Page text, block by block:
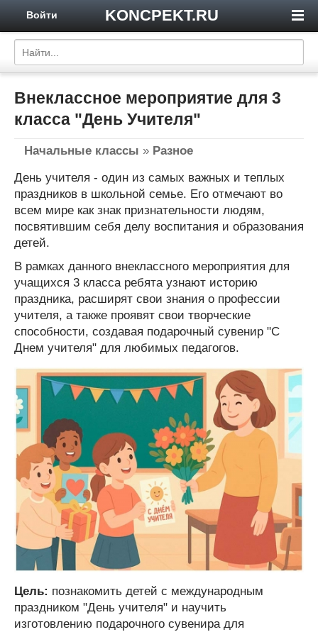
KONCPEKT.RU
Войти
Внеклассное мероприятие для 3
класса "День Учителя"
Начальные классы » Разное
День учителя - один из самых важных и теплых
праздников в школьной семье. Его отмечают во
всем мире как знак признательности людям,
посвятившим себя делу воспитания и образования
детей.
В рамках данного внеклассного мероприятия для
учащихся 3 класса ребята узнают историю
праздника, расширят свои знания о профессии
учителя, а также проявят свои творческие
способности, создавая подарочный сувенир "С
Днем учителя" для любимых педагогов.
Цель: познакомить детей с международным
праздником "День учителя" и научить
изготовлению подарочного сувенира для